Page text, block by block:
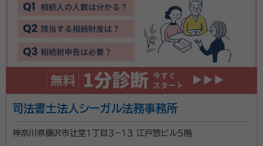
司法書士法人シーガル法務事務所
神奈川県藤沢市辻堂１丁目３−１３ 江戸惣ビル５階